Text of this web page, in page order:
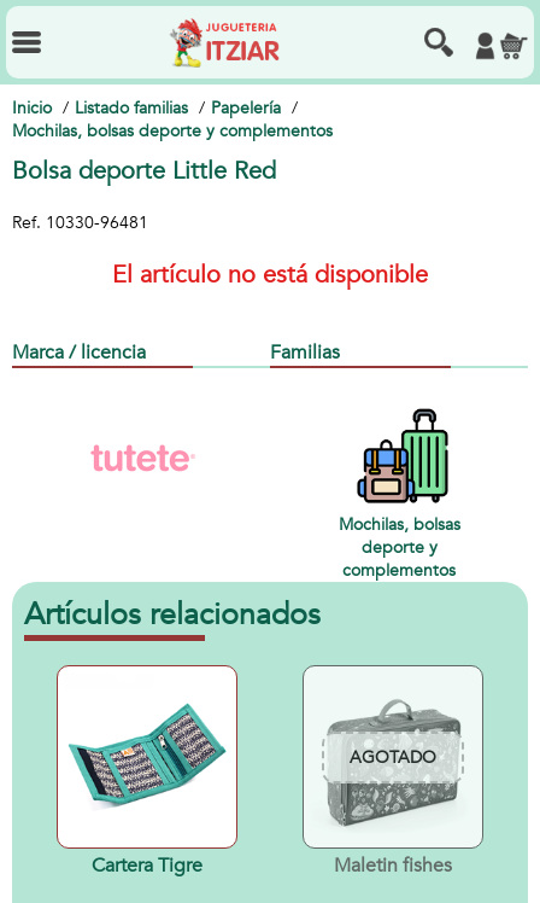
Inicio Listado familias
Papelería
Mochilas, bolsas deporte y complementos
Bolsa deporte Little Red
Ref. 10330-96481
El artículo no está disponible
Marca / licencia Familias
Mochilas, bolsas
deporte y
complementos
Artículos relacionados
Cartera Tigre
AGOTADO
Maletin fishes